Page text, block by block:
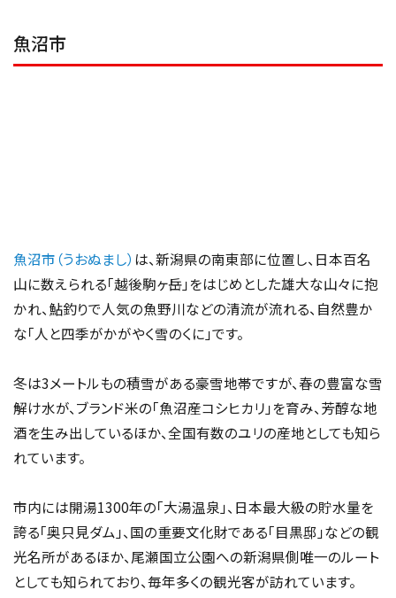
魚沼市（うおぬまし）は、新潟県の南東部に位置し、日本百名
山に数えられる「越後駒ヶ岳」をはじめとした雄大な山々に抱
かれ、鮎釣りで人気の魚野川などの清流が流れる、自然豊か
冬は3メートルもの積雪がある豪雪地帯ですが、春の豊富な雪
解け水が、ブランド米の「魚沼産コシヒカリ」を育み、芳醇な地
酒を生み出しているほか、全国有数のユリの産地としても知ら